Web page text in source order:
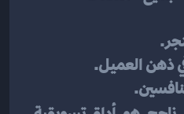
ذهن العميل.